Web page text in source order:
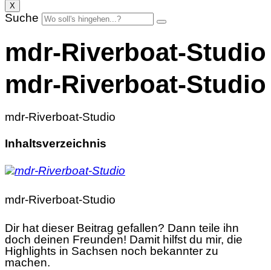
X
Suche
mdr-Riverboat-Studio
mdr-Riverboat-Studio
mdr-Riverboat-Studio
Inhaltsverzeichnis
mdr-Riverboat-Studio
Dir hat dieser Beitrag gefallen? Dann teile ihn
doch deinen Freunden! Damit hilfst du mir, die
Highlights in Sachsen noch bekannter zu
machen.